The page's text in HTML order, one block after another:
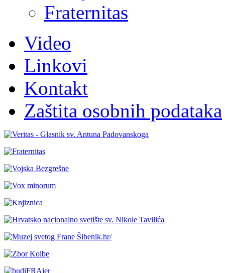
Fraternitas
Video
Linkovi
Kontakt
Zaštita osobnih podataka